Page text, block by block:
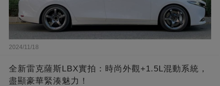
2024/11/18
全新雷克薩斯LBX實拍：時尚外觀+1.5L混動系統，
盡顯豪華緊湊魅力！